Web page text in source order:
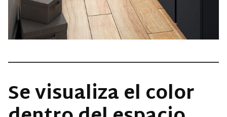
Se visualiza el color